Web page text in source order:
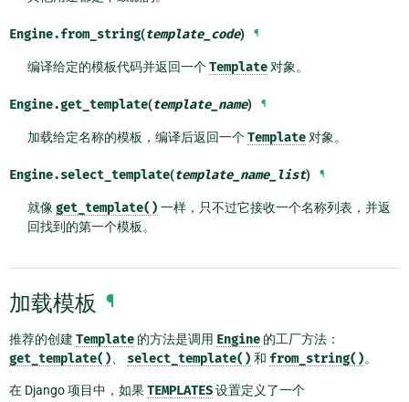
Engine.from_string(template_code) ¶
编译给定的模板代码并返回一个Template对象。
Engine.get_template(template_name) ¶
加载给定名称的模板，编译后返回一个Template对象。
Engine.select_template(template_name_list) ¶
就像get_template() 一样，只不过它接收一个名称列表，并返
回找到的第一个模板。
加载模板 ¶
推荐的创建 Template 的方法是调用 Engine 的工厂方法：
get_template() select_template() 和 from_string()。
在 Django 项目中，如果TEMPLATES设置定义了一个